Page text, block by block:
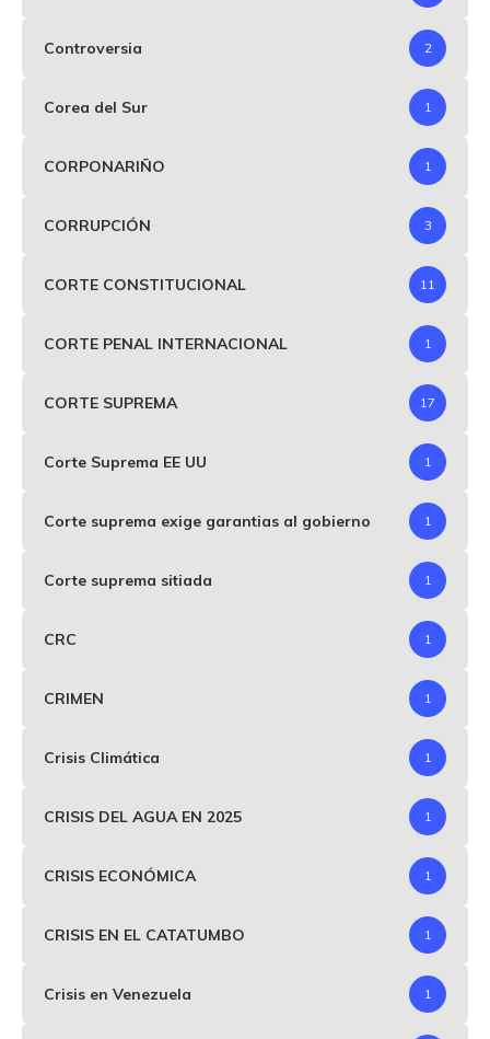
Controversia 2
Corea del Sur 1
CORPONARIÑO 1
CORRUPCIÓN 3
CORTE CONSTITUCIONAL 11
CORTE PENAL INTERNACIONAL 1
CORTE SUPREMA 17
Corte Suprema EE UU 1
Corte suprema exige garantias al gobierno 1
Corte suprema sitiada 1
CRC 1
CRIMEN 1
Crisis Climática 1
CRISIS DEL AGUA EN 2025 1
CRISIS ECONÓMICA 1
CRISIS EN EL CATATUMBO 1
Crisis en Venezuela 1